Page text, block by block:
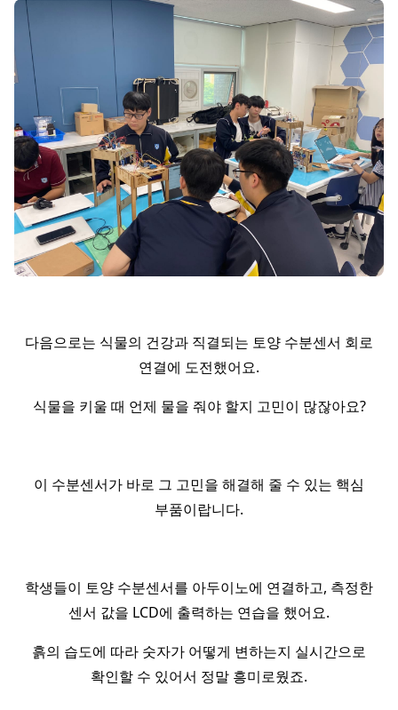
다음으로는 식물의 건강과 직결되는 토양 수분센서 회로
연결에 도전했어요.
식물을 키울 때 언제 물을 줘야 할지 고민이 많잖아요?
이 수분센서가 바로 그 고민을 해결해 줄 수 있는 핵심
부품이랍니다.
학생들이 토양 수분센서를 아두이노에 연결하고, 측정한
센서 값을 LCD에 출력하는 연습을 했어요.
흙의 습도에 따라 숫자가 어떻게 변하는지 실시간으로
확인할 수 있어서 정말 흥미로웠죠.